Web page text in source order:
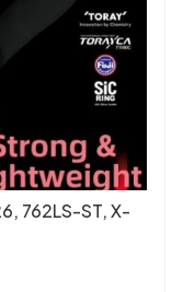
762LS-ST, X-